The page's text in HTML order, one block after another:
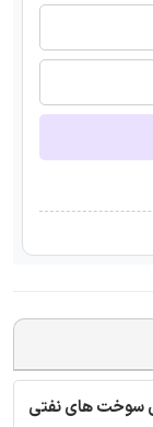
سوخت های نفتی